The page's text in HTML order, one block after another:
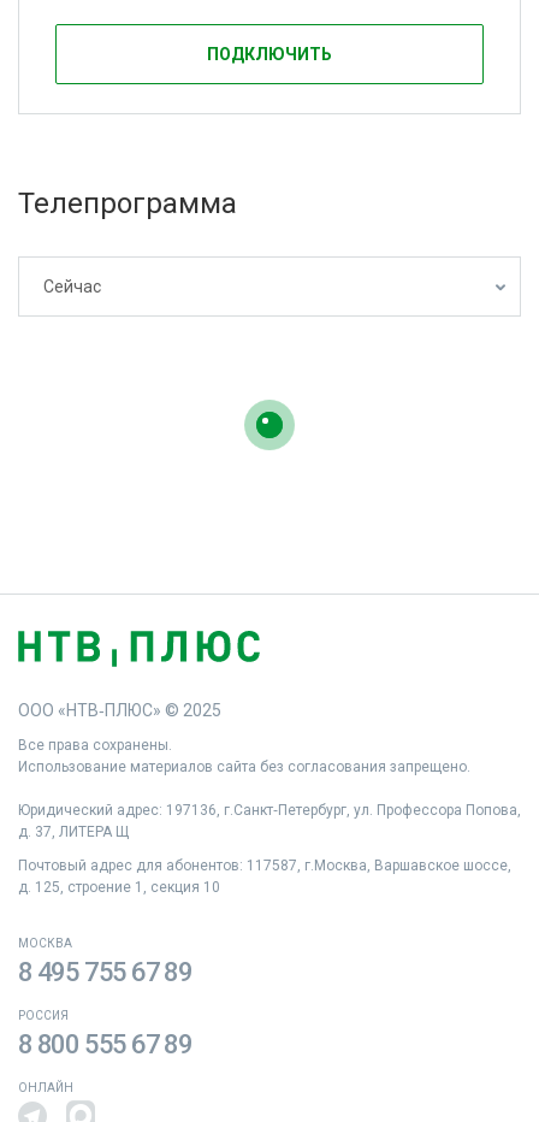
ПОДКЛЮЧИТЬ
Телепрограмма
Сейчас
ООО «НТВ‑ПЛЮС» © 2025
Все права сохранены.
Использование материалов сайта без согласования запрещено.
Юридический адрес: 197136, г.Санкт‑Петербург, ул. Профессора Попова,
д. 37, ЛИТЕРА Щ
Почтовый адрес для абонентов: 117587, г.Москва, Варшавское шоссе,
д. 125, строение 1, секция 10
МОСКВА
8 495 755 67 89
РОССИЯ
8 800 555 67 89
ОНЛАЙН